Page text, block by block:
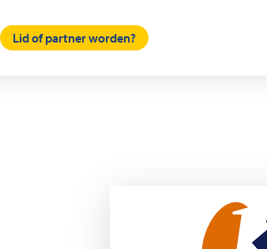
Lid of partner worden?